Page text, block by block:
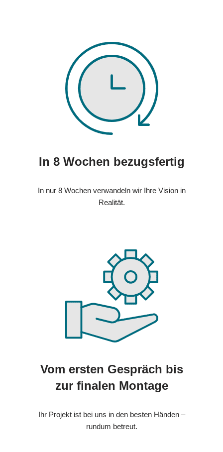
In 8 Wochen bezugsfertig
In nur 8 Wochen verwandeln wir Ihre Vision in
Realität.
Vom ersten Gespräch bis
zur finalen Montage
Ihr Projekt ist bei uns in den besten Händen –
rundum betreut.